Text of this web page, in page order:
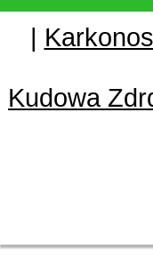
|
Kudowa